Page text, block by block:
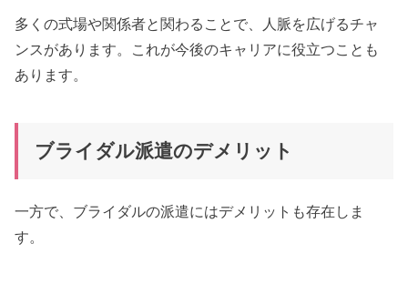
多くの式場や関係者と関わることで、人脈を広げるチャ
ンスがあります。これが今後のキャリアに役立つことも
あります。
ブライダル派遣のデメリット
一方で、ブライダルの派遣にはデメリットも存在しま
す。